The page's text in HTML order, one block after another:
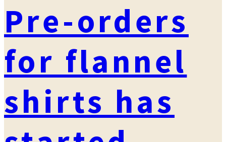
Pre-orders
for flannel
shirts has